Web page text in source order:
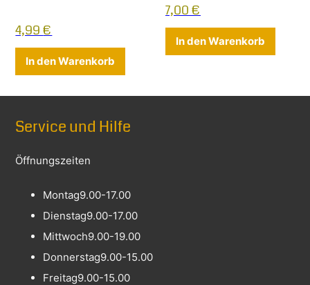
4,99€
In den Warenkorb
7,00€
In den Warenkorb
Service und Hilfe
Öffnungszeiten
Montag9.00-17.00
Dienstag9.00-17.00
Mittwoch9.00-19.00
Donnerstag9.00-15.00
Freitag9.00-15.00